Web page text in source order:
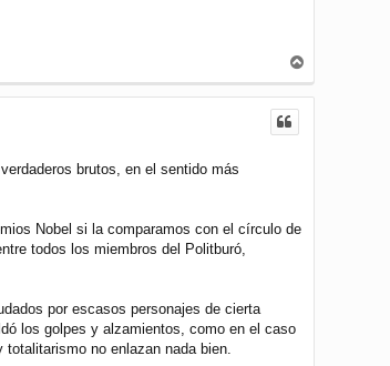
r
r
brutos, en el sentido más
Nobel si la comparamos con el círculo de
todos los miembros del Politburó,
por escasos personajes de cierta
los golpes y alzamientos, como en el caso
no enlazan nada bien.